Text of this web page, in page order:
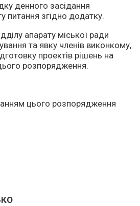
денного засідання
питання згідно додатку.
апарату міської ради
та явку членів виконкому,
проектів рішень на
розпорядження.
цього розпорядження
голова